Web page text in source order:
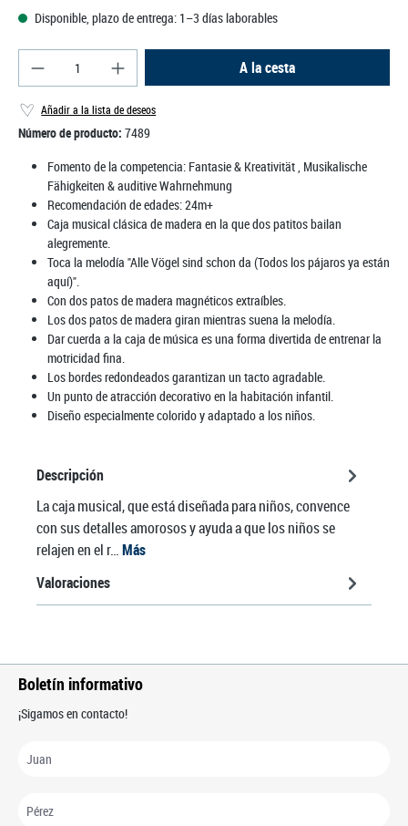
Disponible, plazo de entrega: 1–3 días laborables
Cantidad del producto: introduce la cantidad
A la cesta
Añadir a la lista de deseos
Número de producto: 7489
Fomento de la competencia: Fantasie & Kreativität , Musikalische
Fähigkeiten & auditive Wahrnehmung
Recomendación de edades:24m+
Caja musical clásica de madera en la que dos patitos bailan
alegremente.
Toca la melodía "Alle Vögel sind schon da (Todos los pájaros ya están
aquí)".
Con dos patos de madera magnéticos extraíbles.
Los dos patos de madera giran mientras suena la melodía.
Dar cuerda a la caja de música es una forma divertida de entrenar la
motricidad fina.
Los bordes redondeados garantizan un tacto agradable.
Un punto de atracción decorativo en la habitación infantil.
Diseño especialmente colorido y adaptado a los niños.
Descripción
La caja musical, que está diseñada para niños, convence
con sus detalles amorosos y ayuda a que los niños se
relajen en el r…Más
Valoraciones
Boletín informativo
¡Sigamos en contacto!